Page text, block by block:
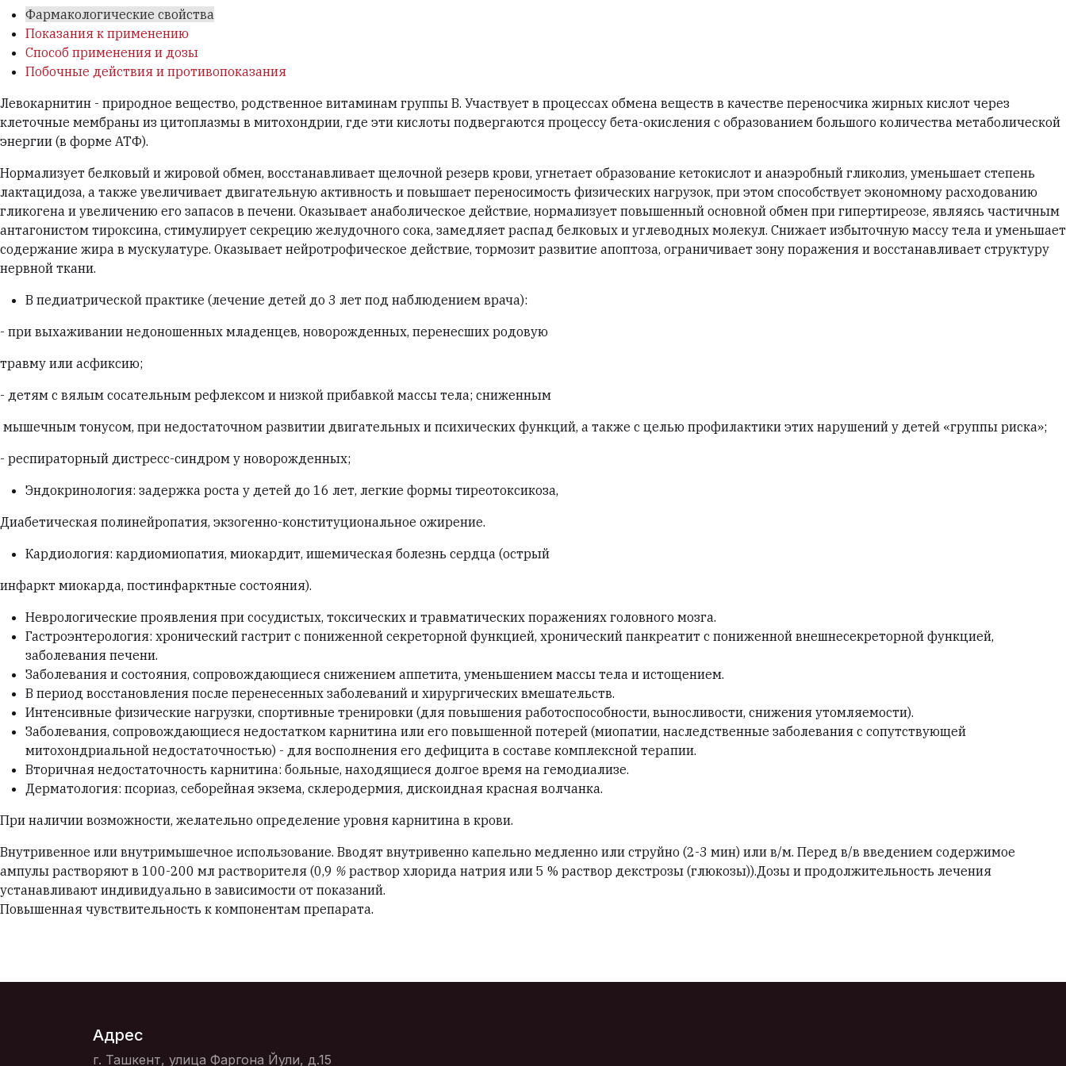
Фармакологические свойства
Показания к применению
Способ применения и дозы
Побочные действия и противопоказания
Левокарнитин - природное вещество, родственное витаминам группы В. Участвует в процессах обмена веществ в качестве переносчика жирных кислот через
клеточные мембраны из цитоплазмы в митохондрии, где эти кислоты подвергаются процессу бета-окисления с образованием большого количества метаболической
энергии (в форме АТФ).
Нормализует белковый и жировой обмен, восстанавливает щелочной резерв крови, угнетает образование кетокислот и анаэробный гликолиз, уменьшает степень
лактацидоза, а также увеличивает двигательную активность и повышает переносимость физических нагрузок, при этом способствует экономному расходованию
гликогена и увеличению его запасов в печени. Оказывает анаболическое действие, нормализует повышенный основной обмен при гипертиреозе, являясь частичным
антагонистом тироксина, стимулирует секрецию желудочного сока, замедляет распад белковых и углеводных молекул. Снижает избыточную массу тела и уменьшает
содержание жира в мускулатуре. Оказывает нейротрофическое действие, тормозит развитие апоптоза, ограничивает зону поражения и восстанавливает структуру
нервной ткани.
В педиатрической практике (лечение детей до 3 лет под наблюдением врача):
- при выхаживании недоношенных младенцев, новорожденных, перенесших родовую
травму или асфиксию;
- детям с вялым сосательным рефлексом и низкой прибавкой массы тела; сниженным
мышечным тонусом, при недостаточном развитии двигательных и психических функций, а также с целью профилактики этих нарушений у детей «группы риска»;
- респираторный дистресс-синдром у новорожденных;
Эндокринология: задержка роста у детей до 16 лет, легкие формы тиреотоксикоза,
Диабетическая полинейропатия, экзогенно-конституциональное ожирение.
Кардиология: кардиомиопатия, миокардит, ишемическая болезнь сердца (острый
инфаркт миокарда, постинфарктные состояния).
Неврологические проявления при сосудистых, токсических и травматических поражениях головного мозга.
Гастроэнтерология: хронический гастрит с пониженной секреторной функцией, хронический панкреатит с пониженной внешнесекреторной функцией,
заболевания печени.
Заболевания и состояния, сопровождающиеся снижением аппетита, уменьшением массы тела и истощением.
В период восстановления после перенесенных заболеваний и хирургических вмешательств.
Интенсивные физические нагрузки, спортивные тренировки (для повышения работоспособности, выносливости, снижения утомляемости).
Заболевания, сопровождающиеся недостатком карнитина или его повышенной потерей (миопатии, наследственные заболевания с сопутствующей
митохондриальной недостаточностью) - для восполнения его дефицита в составе комплексной терапии.
Вторичная недостаточность карнитина: больные, находящиеся долгое время на гемодиализе.
Дерматология: псориаз, себорейная экзема, склеродермия, дискоидная красная волчанка.
При наличии возможности, желательно определение уровня карнитина в крови.
Внутривенное или внутримышечное использование. Вводят внутривенно капельно медленно или струйно (2-3 мин) или в/м. Перед в/в введением содержимое
ампулы растворяют в 100-200 мл растворителя (0,9 % раствор хлорида натрия или 5 % раствор декстрозы (глюкозы)).Дозы и продолжительность лечения
устанавливают индивидуально в зависимости от показаний.
Повышенная чувствительность к компонентам препарата.
Адрес
г. Ташкент, улица Фаргона Йули, д.15